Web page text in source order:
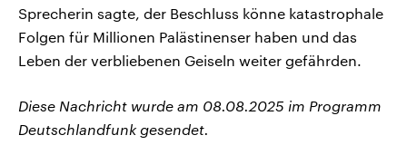
Sprecherin sagte, der Beschluss könne katastrophale
Folgen für Millionen Palästinenser haben und das
Leben der verbliebenen Geiseln weiter gefährden.
Diese Nachricht wurde am 08.08.2025 im Programm
Deutschlandfunk gesendet.